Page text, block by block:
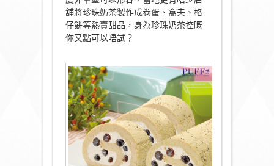
舖將珍珠奶茶製作成卷蛋、窩夫、格
仔餅等熱賣甜品，身為珍珠奶茶控嘅
你又點可以唔試？